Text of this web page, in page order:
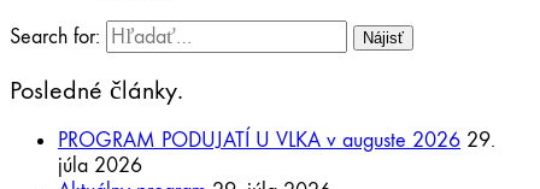
Search for:
Posledné články.
PROGRAM PODUJATÍ U VLKA v auguste 2026 29.
júla 2026